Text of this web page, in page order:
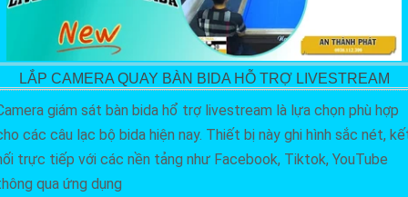
LẮP CAMERA QUAY BÀN BIDA HỖ TRỢ LIVESTREAM
giám sát bàn bida hổ trợ livestream là lựa chọn phù hợp
các câu lạc bộ bida hiện nay. Thiết bị này ghi hình sắc nét,
trực tiếp với các nền tảng như Facebook, Tiktok, YouTube
qua ứng dụng